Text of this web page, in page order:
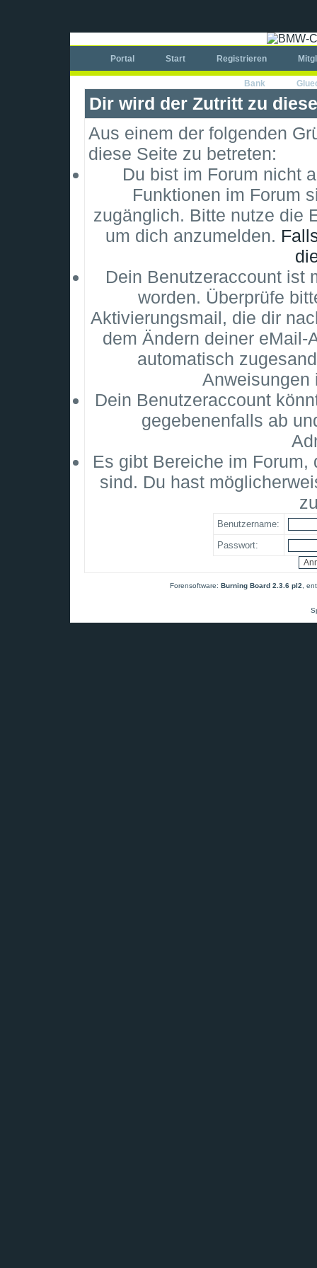
Portal Start Registrieren
Bank
Dir wird der Zutritt zu
Aus einem der folgenden
diese Seite zu betreten:
Du bist im Forum nicht
Funktionen im Forum
zugänglich. Bitte nutze die
um dich anzumelden.
Dein Benutzeraccount ist
worden. Überprüfe
Aktivierungsmail, die dir
dem Ändern deiner eMail-
automatisch
Anweisungen
Dein Benutzeraccount
gegebenenfalls ab
Es gibt Bereiche im
sind. Du hast
Benutzername:
Passwort:
Forensoftware: Burning Board 2.3.6 pl2 ,